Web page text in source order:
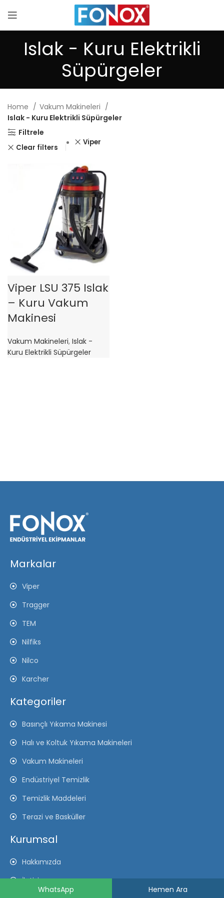
WhatsApp Hemen Ara
Islak - Kuru Elektrikli
Süpürgeler
Home
Vakum Makineleri
Islak - Kuru Elektrikli Süpürgeler
Filtrele
Clear filters
Viper
Viper LSU 375 Islak
– Kuru Vakum
Makinesi
Vakum Makineleri, Islak -
Kuru Elektrikli Süpürgeler
Markalar
Viper
Tragger
TEM
Nilfiks
Nilco
Karcher
Kategoriler
Basınçlı Yıkama Makinesi
Halı ve Koltuk Yıkama Makineleri
Vakum Makineleri
Endüstriyel Temizlik
Temizlik Maddeleri
Terazi ve Basküller
Kurumsal
Hakkımızda
İletişim